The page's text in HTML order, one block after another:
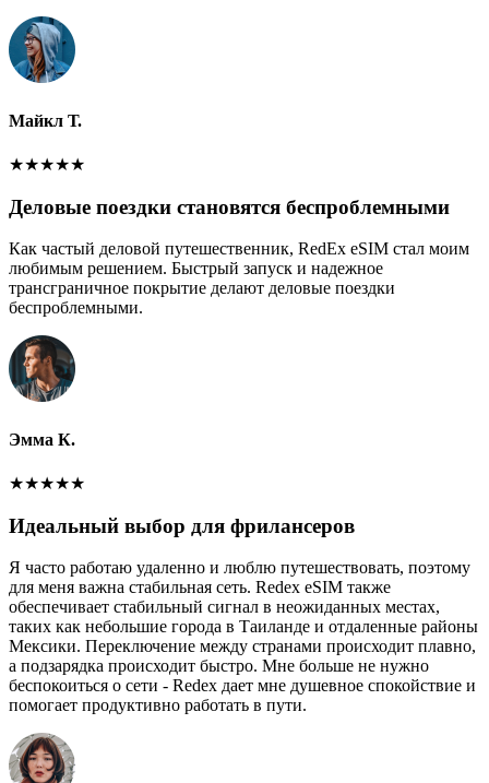
Майкл Т.
★★★★★
Деловые поездки становятся беспроблемными
Как частый деловой путешественник, RedEx eSIM стал моим
любимым решением. Быстрый запуск и надежное
трансграничное покрытие делают деловые поездки
беспроблемными.
Эмма К.
★★★★★
Идеальный выбор для фрилансеров
Я часто работаю удаленно и люблю путешествовать, поэтому
для меня важна стабильная сеть. Redex eSIM также
обеспечивает стабильный сигнал в неожиданных местах,
таких как небольшие города в Таиланде и отдаленные районы
Мексики. Переключение между странами происходит плавно,
а подзарядка происходит быстро. Мне больше не нужно
беспокоиться о сети - Redex дает мне душевное спокойствие и
помогает продуктивно работать в пути.